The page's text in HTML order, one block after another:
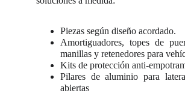
Piezas según diseño acordado.
Amortiguadores, topes de
manillas y retenedores para
Kits de protección anti-
Pilares de aluminio para
abiertas